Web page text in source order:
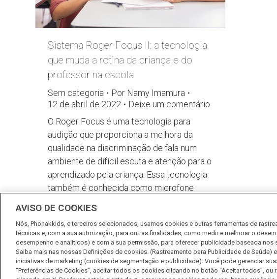
Sistema Roger Focus II: a tecnologia
que muda a rotina da criança e do
professor na escola
Sem categoria Por Namy Imamura
12 de abril de 2022
Deixe um comentário
O Roger Focus é uma tecnologia para
audição que proporciona a melhora da
qualidade na discriminação de fala num
ambiente de difícil escuta e atenção para o
aprendizado pela criança. Essa tecnologia
também é conhecida como microfone
escuta, e é composta por um discreto
dispositivo, adaptado na orelha…
AVISO DE COOKIES
Nós, Phonakkids, e terceiros selecionados, usamos cookies e outras ferramentas de
técnicas e, com a sua autorização, para outras finalidades, como medir e melhorar o
desempenho e analíticos) e com a sua permissão, para oferecer publicidade baseada nos
Saiba mais nas nossas Definições de cookies. (Rastreamento para Publicidade de Saúde)
iniciativas de marketing (cookies de segmentação e publicidade). Você pode gerenciar
“Preferências de Cookies”, aceitar todos os cookies clicando no botão “Aceitar todos”,